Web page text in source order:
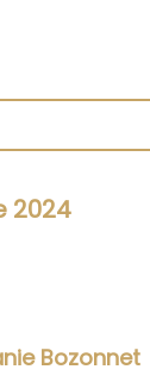
2024
Bozonnet